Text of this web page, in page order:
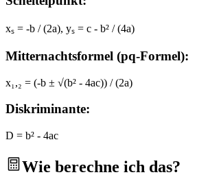
xₛ = -b / (2a), yₛ = c - b² / (4a)
Mitternachtsformel (pq-Formel):
x₁,₂ = (-b ± √(b² - 4ac)) / (2a)
Diskriminante:
D = b² - 4ac
Wie berechne ich das?